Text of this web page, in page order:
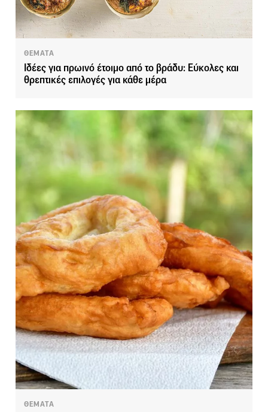
ΘΕΜΑΤΑ
Ιδέες για πρωινό έτοιμο από το βράδυ: Εύκολες και
θρεπτικές επιλογές για κάθε μέρα
ΘΕΜΑΤΑ